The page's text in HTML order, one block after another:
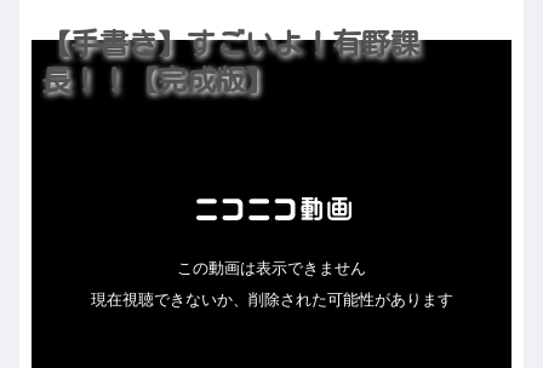
【手書き】すごいよ！有野課
長！！【完成版】